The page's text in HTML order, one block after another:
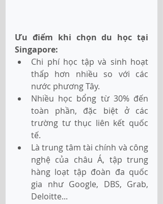
Ưu điểm khi chọn du học tại
Singapore:
Chi phí học tập và sinh hoạt
thấp hơn nhiều so với các
nước phương Tây.
Nhiều học bổng từ 30% đến
toàn phần, đặc biệt ở các
trường tư thục liên kết quốc
tế.
Là trung tâm tài chính và công
nghệ của châu Á, tập trung
hàng loạt tập đoàn đa quốc
gia như Google, DBS, Grab,
Deloitte...